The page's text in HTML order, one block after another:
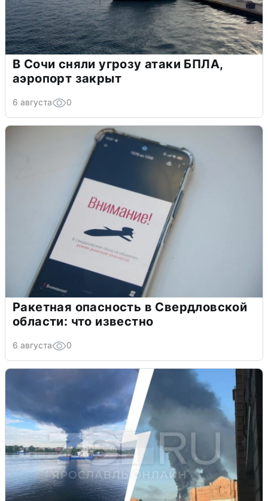
В Сочи сняли угрозу атаки БПЛА,
аэропорт закрыт
6 августа 0
Ракетная опасность в Свердловской
области: что известно
6 августа 0